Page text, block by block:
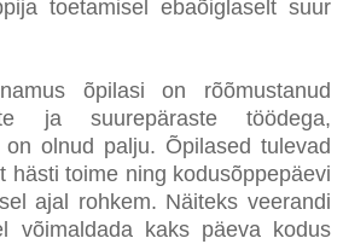
toetamisel ebaõiglaselt suur
õpilasi on rõõmustanud
ja suurepäraste töödega,
olnud palju. Õpilased tulevad
hästi toime ning kodusõppepäevi
ajal rohkem. Näiteks veerandi
võimaldada kaks päeva kodus